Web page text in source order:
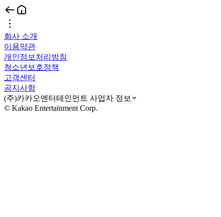
회사 소개
이용약관
개인정보처리방침
청소년보호정책
고객센터
공지사항
(주)카카오엔터테인먼트 사업자 정보
© Kakao Entertainment Corp.